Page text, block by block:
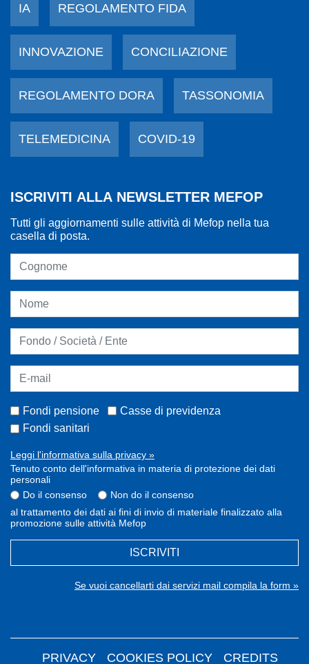
IA REGOLAMENTO FIDA
INNOVAZIONE CONCILIAZIONE
REGOLAMENTO DORA TASSONOMIA
TELEMEDICINA COVID-19
ISCRIVITI ALLA NEWSLETTER MEFOP
Tutti gli aggiornamenti sulle attività di Mefop nella tua
casella di posta.
Fondi pensione
Casse di previdenza
Fondi sanitari
Leggi l'informativa sulla privacy »
Tenuto conto dell'informativa in materia di protezione dei dati
personali
Do il consenso
Non do il consenso
al trattamento dei dati ai fini di invio di materiale finalizzato alla
promozione sulle attività Mefop
ISCRIVITI
Se vuoi cancellarti dai servizi mail compila la form »
PRIVACY COOKIES POLICY CREDITS